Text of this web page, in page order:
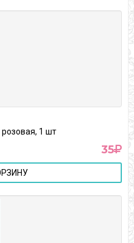
1 шт
35